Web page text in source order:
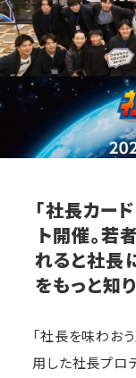
「社長カー
ト開催。若
れると社長
をもっと知
「社長を味わお
用した社長プロ